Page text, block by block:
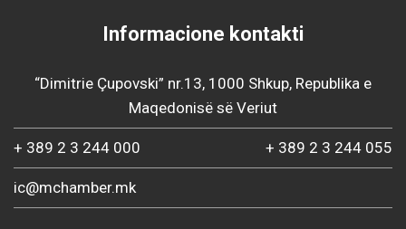
Informacione kontakti
“Dimitrie Çupovski” nr.13, 1000 Shkup, Republika e
Maqedonisë së Veriut
+ 389 2 3 244 000 + 389 2 3 244 055
ic@mchamber.mk